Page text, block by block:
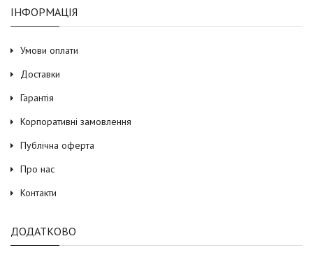
ІНФОРМАЦІЯ
Умови оплати
Доставки
Гарантія
Корпоративні замовлення
Публічна оферта
Про нас
Контакти
ДОДАТКОВО